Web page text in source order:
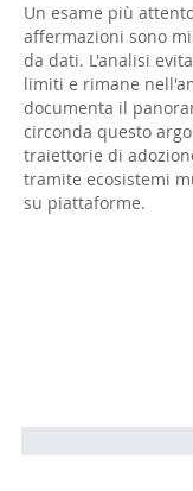
Un esame più
affermazioni sono
da dati. L'analisi
limiti e rimane
documenta il
circonda questo
traiettorie di
tramite ecosistemi
su piattaforme.